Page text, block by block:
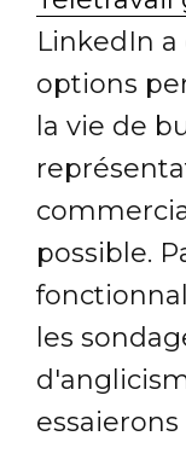
LinkedIn
options
la vie de
possible.
les